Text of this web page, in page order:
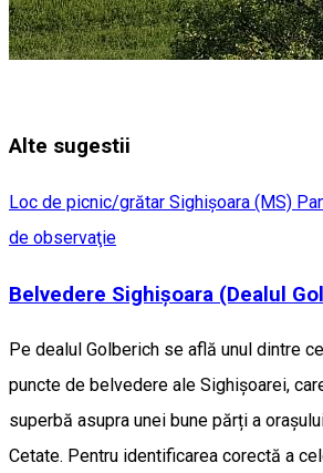
Alte sugestii
Loc de picnic/grătar Sighişoara (MS)
de observaţie
Belvedere Sighișoara (Dealul
Pe dealul Golberich se află unul dintre
puncte de belvedere ale Sighișoarei,
superbă asupra unei bune părți a
Cetate. Pentru identificarea corectă a